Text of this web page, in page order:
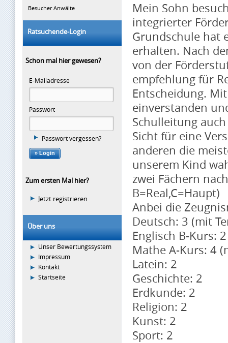
Besucher Anwälte
Ratsuchende-Login
Schon mal hier gewesen?
E-Mailadresse
Passwort
Passwort vergessen?
Zum ersten Mal hier?
Jetzt registrieren
Über uns
Unser Bewertungssystem
Impressum
Kontakt
Startseite
Mein Sohn
integrierter
Grundschule hat
erhalten. Nach
von der
empfehlung für
Entscheidung.
einverstanden
Schulleitung
Sicht für eine
anderen die
unserem Kind
zwei Fächern
B=Real,C=Haupt)
Anbei die
Deutsch: 3 (mit
Englisch B-Kurs:
Mathe A-Kurs: 4
Latein: 2
Geschichte: 2
Erdkunde: 2
Religion: 2
Kunst: 2
Sport: 2